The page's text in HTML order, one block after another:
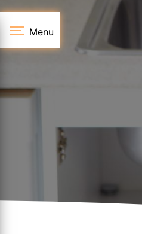
Menu
Panneau de gestion des cookies